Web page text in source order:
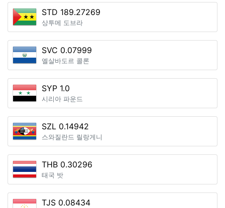
STD 189.27269
상투메 도브라
SVC 0.07999
엘살바도르 콜론
SYP 1.0
시리아 파운드
SZL 0.14942
스와질란드 릴랑게니
THB 0.30296
태국 밧
TJS 0.08434